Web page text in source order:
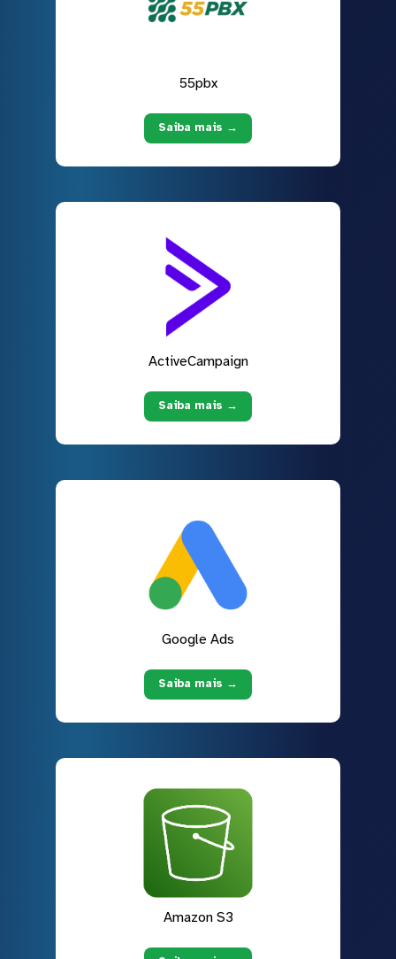
55pbx
Saiba mais →
ActiveCampaign
Saiba mais →
Google Ads
Saiba mais →
Amazon S3